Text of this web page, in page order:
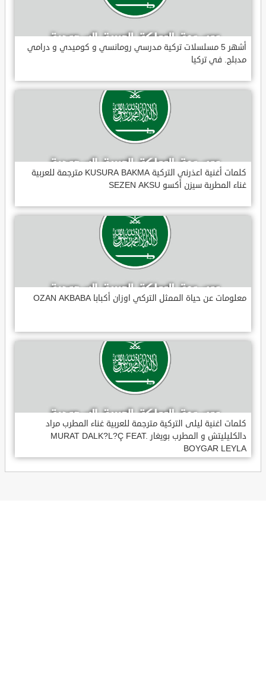
أشهر 5 مسلسلات تركية مدرسي رومانسي و كوميدي و درامي
مدبلج. في تركيا
كلمات أغنية اعذرني التركية KUSURA BAKMA مترجمة للعربية
غناء المطربة سيزن أكسو SEZEN AKSU
معلومات عن حياة الممثل التركي اوزان أكبابا OZAN AKBABA
كلمات اغنية ليلى التركية مترجمة للعربية غناء المطرب مراد
دالكليليتش و المطرب بويغار MURAT DALK?L?Ç FEAT.
BOYGAR LEYLA